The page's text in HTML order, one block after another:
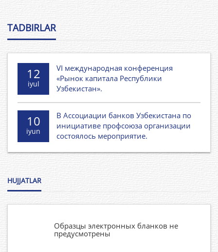
TADBIRLAR
12
iyul
VI международная конференция
«Рынок капитала Республики
Узбекистан».
10
iyun
В Ассоциации банков Узбекистана по
инициативе профсоюза организации
состоялось мероприятие.
HUJJATLAR
Образцы электронных бланков не
предусмотрены